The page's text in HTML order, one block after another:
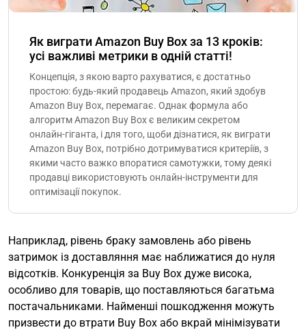
Як виграти Amazon Buy Box за 13 кроків:
усі важливі метрики в одній статті!
Концепція, з якою варто рахуватися, є достатньо
простою: будь-який продавець Amazon, який здобув
Amazon Buy Box, перемагає. Однак формула або
алгоритм Amazon Buy Box є великим секретом
онлайн-гіганта, і для того, щоби дізнатися, як виграти
Amazon Buy Box, потрібно дотримуватися критеріїв, з
якими часто важко впоратися самотужки, тому деякі
продавці використовують онлайн-інструменти для
оптимізації покупок.
Наприклад, рівень браку замовлень або рівень
затримок із доставляння має наближатися до нуля
відсотків. Конкуренція за Buy Box дуже висока,
особливо для товарів, що поставляються багатьма
постачальниками. Найменші пошкодження можуть
призвести до втрати Buy Box або вкрай мінімізувати